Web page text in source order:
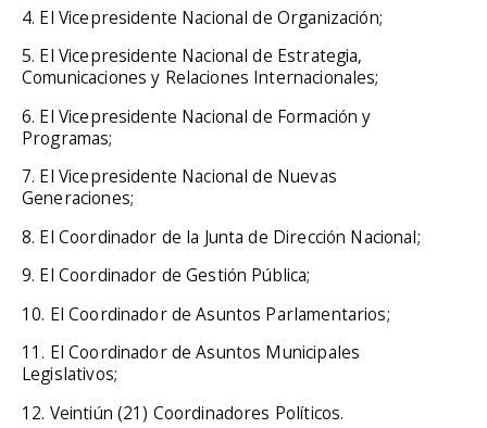
4. El Vicepresidente Nacional de Organización;
5. El Vicepresidente Nacional de Estrategia,
Comunicaciones y Relaciones Internacionales;
6. El Vicepresidente Nacional de Formación y
Programas;
7. El Vicepresidente Nacional de Nuevas
Generaciones;
8. El Coordinador de la Junta de Dirección Nacional;
9. El Coordinador de Gestión Pública;
10. El Coordinador de Asuntos Parlamentarios;
11. El Coordinador de Asuntos Municipales
Legislativos;
12. Veintiún (21) Coordinadores Políticos.